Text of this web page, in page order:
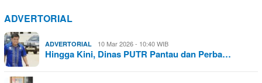
ADVERTORIAL
ADVERTORIAL 10 Mar 2026 - 10:40 WIB
Hingga Kini, Dinas PUTR Pantau dan Perba…